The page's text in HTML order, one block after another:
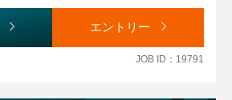
進
験lに応じて、関与割合を柔軟に調整
ナンス・管理支援エントリー
JOB ID：19791